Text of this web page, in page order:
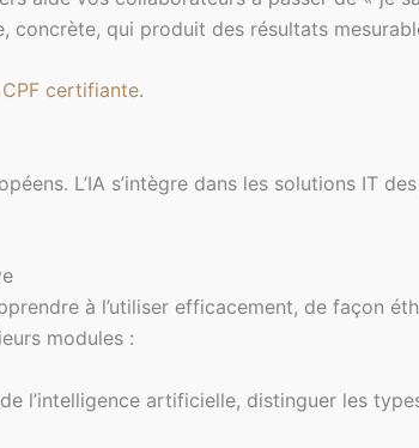
qui produit des résultats
certifiante.
L’IA s’intègre dans les solutions IT
à l’utiliser efficacement, de façon
modules :
l’intelligence artificielle, distinguer les